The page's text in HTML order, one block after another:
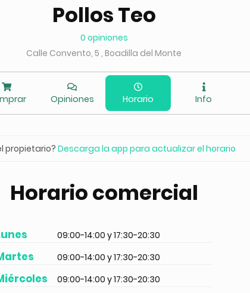
Pollos Teo
0 opiniones
Calle Convento, 5 , Boadilla del Monte
Opiniones Horario Info
propietario? Descarga la app para actualizar el horario
Horario comercial
09:00-14:00 y 17:30-20:30
09:00-14:00 y 17:30-20:30
09:00-14:00 y 17:30-20:30